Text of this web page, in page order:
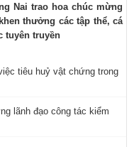
Nai trao hoa chúc mừng
thưởng các tập thể, cá
tuyên truyền
tiêu huỷ vật chứng trong
lãnh đạo công tác kiểm